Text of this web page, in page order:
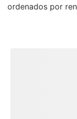
ordenados por